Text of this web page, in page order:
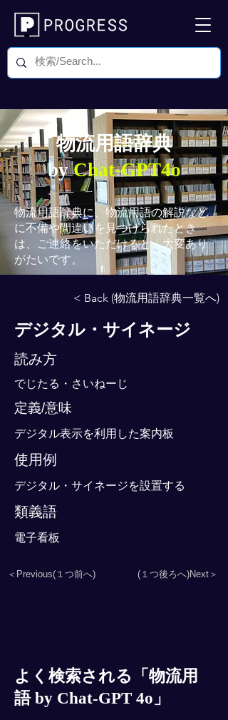
物流用語辞典
byChat-GPT4o
物流用語辞典に、物流用語の解説など
に不備や間違いを見つけられたとき
は、ご連絡をいただけると、大変あり
がたいです。
< Back (物流用語辞典一覧へ)
デジタル・サイネージ
読み方
でじたる・さいねーじ
定義/意味
デジタル表示を利用した案内板
使用例
デジタル・サイネージを設置する
類義語
電子看板
＜Previous(１つ前へ) (１つ後ろへ)Next＞
よく検索される「物流用
語 by Chat-GPT 4o」